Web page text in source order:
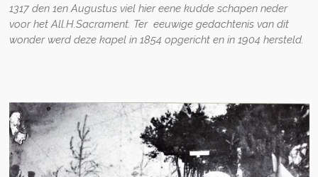
1317 den 1en Augustus viel hier eene kudde schapen neder
voor het All.H.Sacrament. Ter eeuwige gedachtenis van dit
wonder werd deze kapel in 1854 opgericht en in 1904 hersteld.